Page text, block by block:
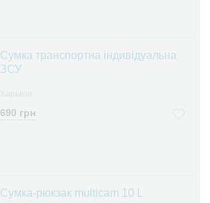
Сумка транспортна індивідуальна
ЗСУ
690 грн
Сумка-рюкзак multicam 10 L